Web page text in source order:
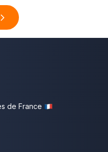
de France